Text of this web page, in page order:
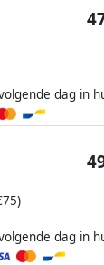
dag in
dag in